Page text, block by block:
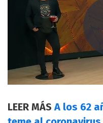
LEER MÁSA los 62